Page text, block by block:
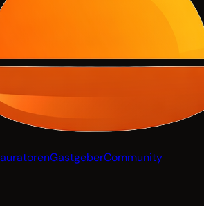
GastgeberCommunity